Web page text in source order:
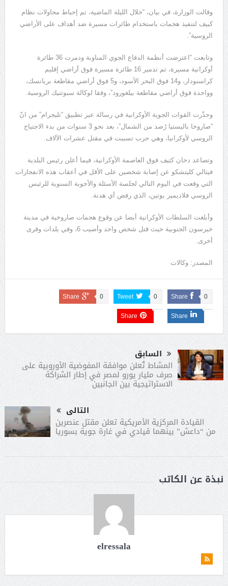
وقالت الوزارة، في بيان، “خلال الليلة الماضية، تم إحباط محاولات نظام
كييف لتنفيذ هجمات باستخدام طائرات مسيرة ضد أهداف على الأراضي
الروسية”.
وتابعت “اعترضت أنظمة الدفاع الجوي المناوبة ودمرت 36 طائرة
أوكرانية مسيرة، تم تدمير 16 طائرة مسيرة فوق أراضي إقليم
كراسنودار، و14 فوق البحر الأسود، و5 فوق أراضي مقاطعة بريانسك،
وواحدة فوق أراضي مقاطعة بيلغورود”، وفقا لوكالة سبوتنيك الروسية.
وحذّرت القوات الجوية الأوكرانية في رسالة عبر تطبيق “تليجرام” من انّ
“صاروخا باليستيا رُصد من الشمال”، بعد نحو 3 سنوات من بدء الاجتياح
الروسي لأوكرانيا، وهي حرب تسببت في مقتل عشرات الآلاف.
وتصاعد دخان كثيف فوق العاصمة الأوكرانية، فيما أعلن رئيس البلدية
فيتالي كليتشكو عن إصابة شخصين على الأقل في أعقاب هذه الانفجارات
التي وقعت في اليوم التالي لجلسة الأسئلة والأجوبة السنوية للرئيس
الروسي فلاديمير بوتين، الذي رفض أي هدنة.
وأبلغت السلطات الأوكرانية أيضا عن وقوع هجمات صاروخية في مدينة
خيرسون الجنوبية حيث قتل شخص واحد وأصيب 6، وفي بلدات وقرى
أخرى.
المصدر: وكالات
Share 0
Tweet 0
Share 0
Share
Share
السابق
المشاط تُعلن موافقة المفوضية الأوروبية على
صرف مليار يورو لمصر في إطار الشراكة
الاستراتيجية بين الجانبين
التالى
القيادة المركزية الأمريكية تعلن مقتل عنصرين
من “داعش” بينهما قيادي في غارة جوية بسوريا
نبذة عن الكاتب
elressala